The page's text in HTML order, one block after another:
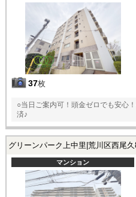
37枚
○当日ご案内可！頭金ゼロでも安心
済♪
グリーンパーク上中里|荒川区西尾
マンション